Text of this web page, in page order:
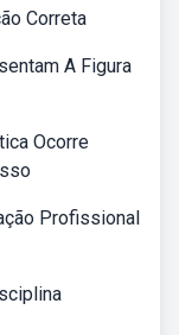
Correta
A Figura
Ocorre
Profissional